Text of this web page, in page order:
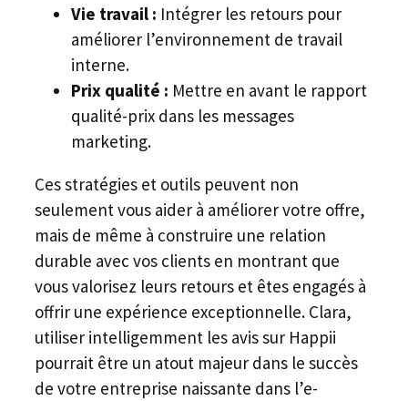
Vie travail : Intégrer les retours pour
améliorer l’environnement de travail
interne.
Prix qualité : Mettre en avant le rapport
qualité-prix dans les messages
marketing.
Ces stratégies et outils peuvent non
seulement vous aider à améliorer votre offre,
mais de même à construire une relation
durable avec vos clients en montrant que
vous valorisez leurs retours et êtes engagés à
offrir une expérience exceptionnelle. Clara,
utiliser intelligemment les avis sur Happii
pourrait être un atout majeur dans le succès
de votre entreprise naissante dans l’e-